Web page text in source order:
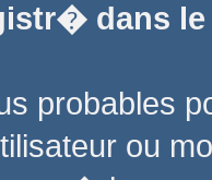
dans
probables
ou